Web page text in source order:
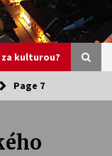
za kulturou?
Ars Camerata a
Page 7